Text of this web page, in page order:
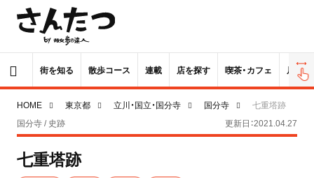
街を知る 散歩コース 連載 店を探す 喫茶・カフェ 居酒屋
HOME 東京都 立川・国立・国分寺 国分寺
七重塔跡
国分寺 / 史跡
更新日：2021.04.27
七重塔跡